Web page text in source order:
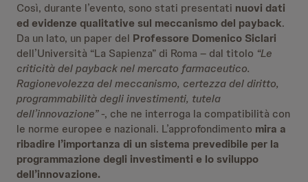
Così, durante l’evento, sono stati presentati nuovi dati
ed evidenze qualitative sul meccanismo del payback.
Da un lato, un paper del Professore Domenico Siclari
dell’Università “La Sapienza” di Roma – dal titolo “Le
criticità del payback nel mercato farmaceutico.
Ragionevolezza del meccanismo, certezza del diritto,
programmabilità degli investimenti, tutela
dell’innovazione”-, che ne interroga la compatibilità con
le norme europee e nazionali. L’approfondimento mira a
ribadire l’importanza di un sistema prevedibile per la
programmazione degli investimenti e lo sviluppo
dell’innovazione.